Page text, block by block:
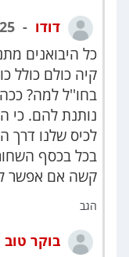
דודו
כל היבואנים
בחו''ל למה?
נותנת להם. כי
לכיס שלנו דרך
בכל בכסף
קשה אם אפשר
הגב
בוקר טוב